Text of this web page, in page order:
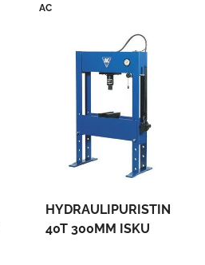
AC
HYDRAULIPURISTIN
40T 300MM ISKU